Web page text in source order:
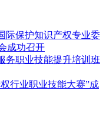
际保护知识产权专业委
成功召开
务职业技能提升培训班
行业职业技能大赛”成